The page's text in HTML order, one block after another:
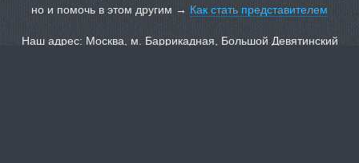
но и помочь в этом другим →Как стать представителем
Наш адрес: Москва, м. Баррикадная, Большой Девятинский